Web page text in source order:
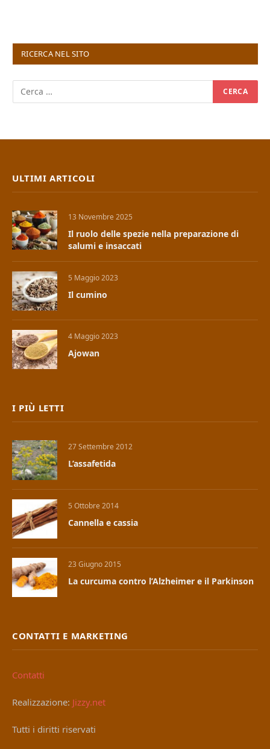
RICERCA NEL SITO
ULTIMI ARTICOLI
13 Novembre 2025
Il ruolo delle spezie nella preparazione di
salumi e insaccati
5 Maggio 2023
Il cumino
4 Maggio 2023
Ajowan
I PIÙ LETTI
27 Settembre 2012
L’assafetida
5 Ottobre 2014
Cannella e cassia
23 Giugno 2015
La curcuma contro l’Alzheimer e il Parkinson
CONTATTI E MARKETING
Contatti
Realizzazione: Jizzy.net
Tutti i diritti riservati